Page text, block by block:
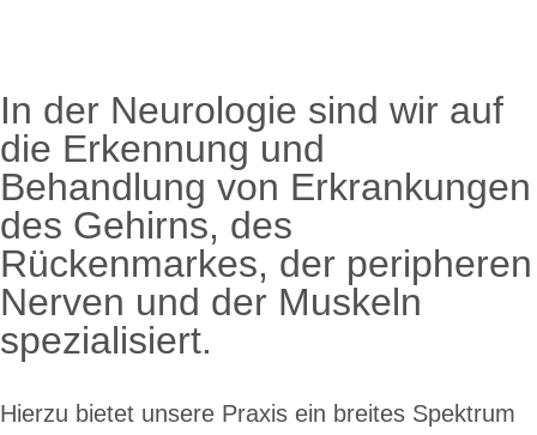
In der Neurologie sind wir auf
die Erkennung und
Behandlung von Erkrankungen
des Gehirns, des
Rückenmarkes, der peripheren
Nerven und der Muskeln
spezialisiert.
Hierzu bietet unsere Praxis ein breites Spektrum